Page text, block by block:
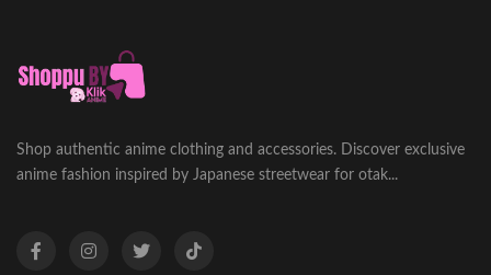
Shop authentic anime clothing and accessories. Discover exclusive
anime fashion inspired by Japanese streetwear for otak...